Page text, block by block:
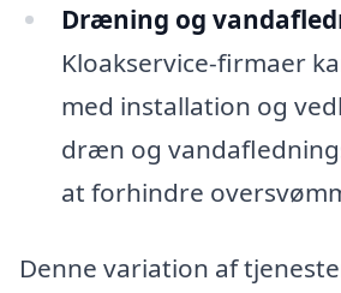
Dræning og
Kloakservice-firmaer
med installation og
dræn og
at forhindre
Denne variation af